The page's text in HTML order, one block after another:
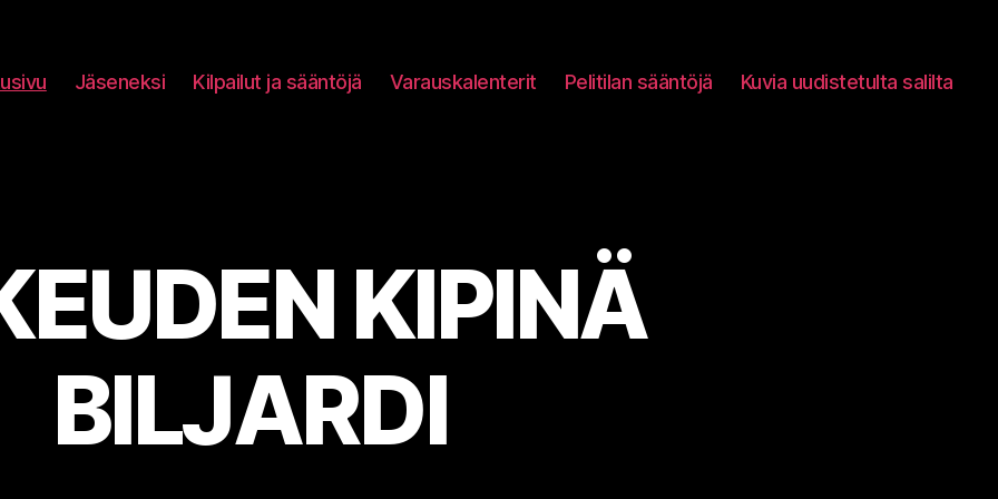
Jäseneksi Kilpailut ja sääntöjä Varauskalenterit Pelitilan sääntöjä Kuvia uudistetulta salilta
KIPINÄ
BILJARDI